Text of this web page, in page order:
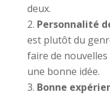
deux.
Personnalité
est plutôt du
faire de nouvelles
une bonne idée.
Bonne